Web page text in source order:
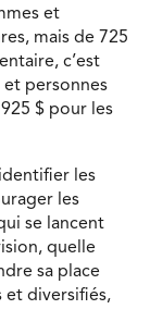
et
mais de 725
c’est
et personnes
$ pour les
les
les
se lancent
quelle
sa place
et diversifiés,